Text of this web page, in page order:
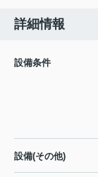
詳細情報
設備条件
設備(その他)